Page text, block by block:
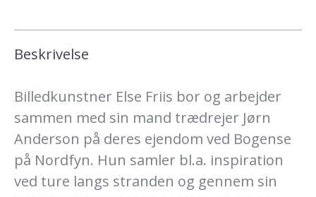
Beskrivelse
Billedkunstner Else Friis bor og arbejder
sammen med sin mand trædrejer Jørn
Anderson på deres ejendom ved Bogense
på Nordfyn. Hun samler bl.a. inspiration
ved ture langs stranden og gennem sin